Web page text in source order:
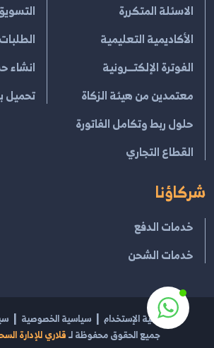
الاسئلة المتكررة
الأكاديمية التعليمية
الفوترة الإلكتــرونية
معتمدين من هيئة الزكاة
حلول ربط وتكامل الفاتورة
القطاع التجاري
انشاء
تحميل
شركاؤنا
خدمات الدفع
خدمات الشحن
إتفاقية الإستخدام سياسية الخصوصية
جميع الحقوق محفوظة لـقلاري للإدارة